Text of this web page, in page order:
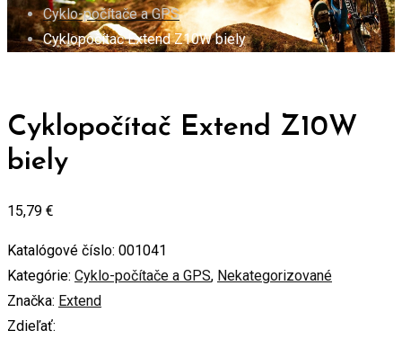
Cyklo-počítače a GPS
Cyklopočítač Extend Z10W biely
Cyklopočítač Extend Z10W
biely
15,79 €
Katalógové číslo: 001041
Kategórie: Cyklo-počítače a GPS, Nekategorizované
Značka: Extend
Zdieľať: